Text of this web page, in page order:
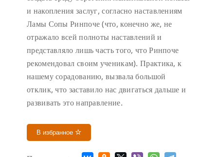
и накопления заслуг, согласно наставлениям
Ламы Сопы Ринпоче (что, конечно же, не
отражало всей полноты наставлений и
представляло лишь часть того, что Ринпоче
рекомендовал своим ученикам). Практика, к
нашему сорадованию, вызвала большой
отклик, что заставило нас двигаться дальше и
развивать это направление.
В избранное